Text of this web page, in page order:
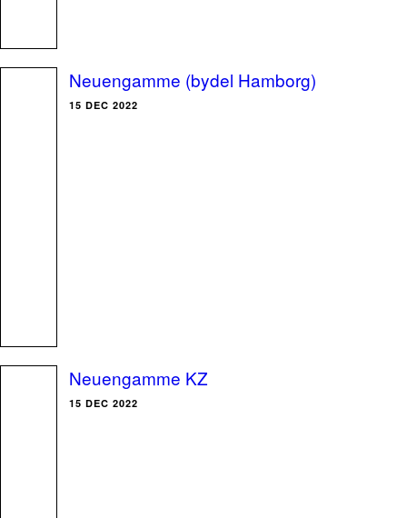
Neuengamme (bydel Hamborg)
15 DEC 2022
Neuengamme KZ
15 DEC 2022